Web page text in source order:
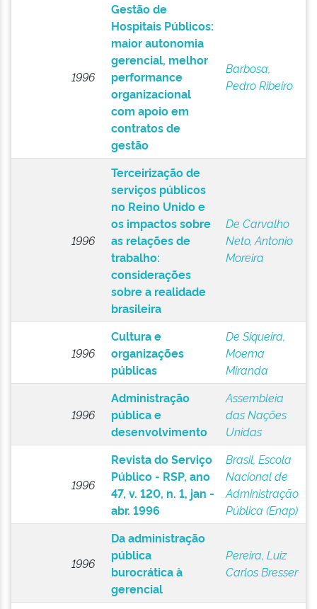
1996
Gestão de
Hospitais Públicos:
maior autonomia
gerencial, melhor
performance
organizacional
com apoio em
contratos de
gestão
Barbosa,
Pedro Ribeiro
1996
Terceirização de
serviços públicos
no Reino Unido e
os impactos sobre
as relações de
trabalho:
considerações
sobre a realidade
brasileira
De Carvalho
Neto, Antonio
Moreira
1996
Cultura e
organizações
públicas
De Siqueira,
Moema
Miranda
1996
Administração
pública e
desenvolvimento
Assembleia
das Nações
Unidas
1996
Revista do Serviço
Público - RSP, ano
47, v. 120, n. 1, jan -
abr. 1996
Brasil, Escola
Nacional de
Administração
Pública (Enap)
1996
Da administração
pública
burocrática à
gerencial
Pereira, Luiz
Carlos Bresser